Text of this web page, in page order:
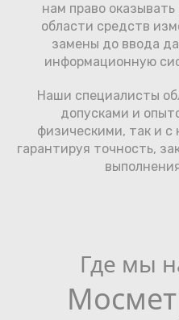
нам право
области средств
замены до ввода
информационную
Наши специалисты
допусками и
физическими, так и
гарантируя точность,
Где мы